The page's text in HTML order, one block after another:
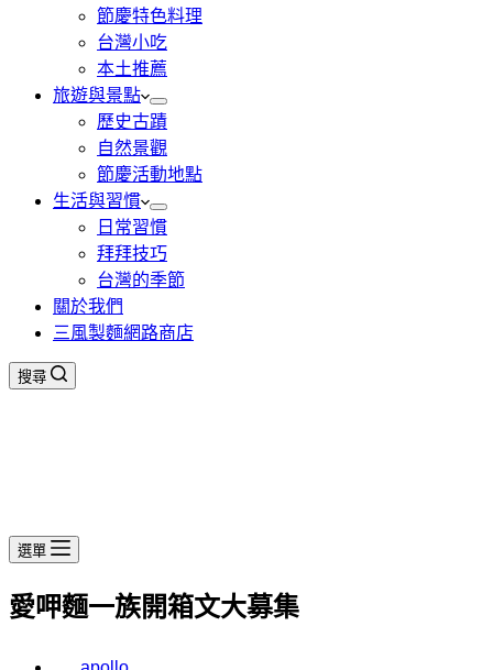
節慶特色料理
台灣小吃
本土推薦
旅遊與景點
歷史古蹟
自然景觀
節慶活動地點
生活與習慣
日常習慣
拜拜技巧
台灣的季節
關於我們
三風製麵網路商店
搜尋
選單
愛呷麵一族開箱文大募集